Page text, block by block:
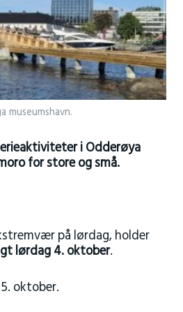
museumshavn.
i Odderøya
for store og små.
på lørdag, holder
lørdag 4. oktober.
oktober.